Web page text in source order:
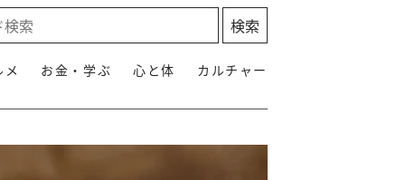
お金・学ぶ 心と体 カルチャー